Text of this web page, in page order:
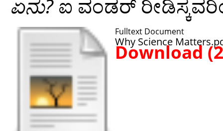
ಏನು?ಐ ವಂಡರ್
Fulltext Document
Why Science
Download